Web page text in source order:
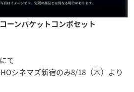
ーンバケットコンボセット
て
シネマズ新宿のみ8/18（木）より